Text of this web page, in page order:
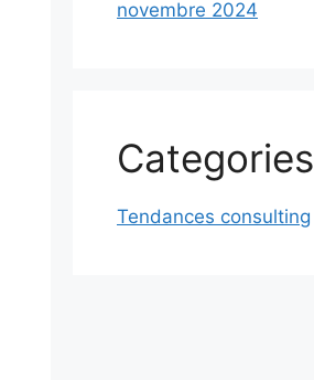
novembre 2024
Categories
Tendances consulting